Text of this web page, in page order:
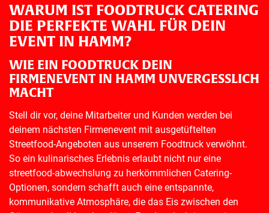
WARUM IST FOODTRUCK CATERING
DIE PERFEKTE WAHL FÜR DEIN
EVENT IN HAMM?
WIE EIN FOODTRUCK DEIN
FIRMENEVENT IN HAMM UNVERGESSLICH
MACHT
Stell dir vor, deine Mitarbeiter und Kunden werden bei
deinem nächsten Firmenevent mit ausgetüftelten
Streetfood-Angeboten aus unserem Foodtruck verwöhnt.
So ein kulinarisches Erlebnis erlaubt nicht nur eine
streetfood-abwechslung zu herkömmlichen Catering-
Optionen, sondern schafft auch eine entspannte,
kommunikative Atmosphäre, die das Eis zwischen den